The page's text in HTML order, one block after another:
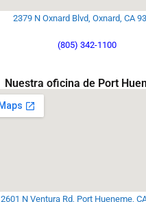
2379 N Oxnard Blvd, Oxnard, CA
(805) 342-1100
Nuestra oficina de Port
2601 N Ventura Rd, Port Hueneme,